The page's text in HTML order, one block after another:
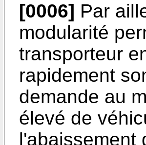
[0006] Par
modularité
transporteur
rapidement
demande au
élevé de
l'abaissement